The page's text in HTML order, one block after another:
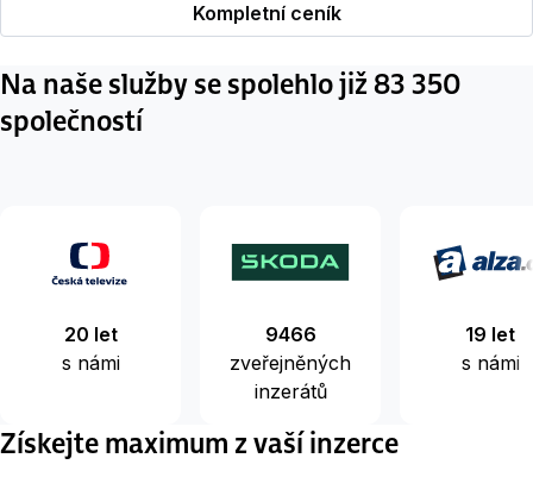
Kompletní ceník
Na naše služby se spolehlo již 83 350
společností
20 let
s námi
9466
zveřejněných
inzerátů
19 let
s námi
Získejte maximum z vaší inzerce